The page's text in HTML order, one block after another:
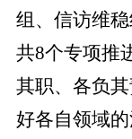
组、信访维
共8个专项推
其职、各负
好各自领域